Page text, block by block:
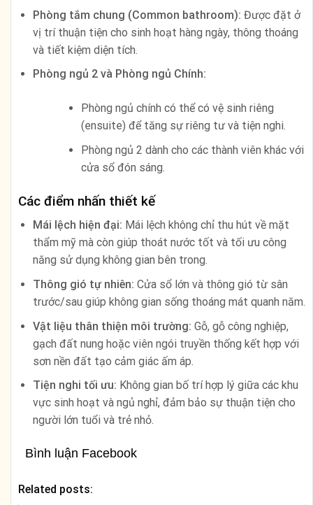
Phòng tắm chung (Common bathroom): Được đặt ở
vị trí thuận tiện cho sinh hoạt hàng ngày, thông thoáng
và tiết kiệm diện tích.
Phòng ngủ 2 và Phòng ngủ Chính:
Phòng ngủ chính có thể có vệ sinh riêng
(ensuite) để tăng sự riêng tư và tiện nghi.
Phòng ngủ 2 dành cho các thành viên khác với
cửa sổ đón sáng.
Các điểm nhấn thiết kế
Mái lệch hiện đại: Mái lệch không chỉ thu hút về mặt
thẩm mỹ mà còn giúp thoát nước tốt và tối ưu công
năng sử dụng không gian bên trong.
Thông gió tự nhiên: Cửa sổ lớn và thông gió từ sân
trước/sau giúp không gian sống thoáng mát quanh năm.
Vật liệu thân thiện môi trường: Gỗ, gỗ công nghiệp,
gạch đất nung hoặc viên ngói truyền thống kết hợp với
sơn nền đất tạo cảm giác ấm áp.
Tiện nghi tối ưu: Không gian bố trí hợp lý giữa các khu
vực sinh hoạt và ngủ nghỉ, đảm bảo sự thuận tiện cho
người lớn tuổi và trẻ nhỏ.
Bình luận Facebook
Related posts: